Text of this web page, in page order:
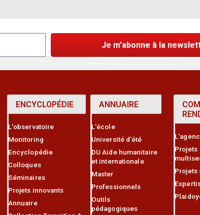
Je m'abonne à la
ENCYCLOPÉDIE
L'observatoire
Monitoring
Encyclopédie
Colloques
Séminaires
Projets innovants
Annuaire
ANNUAIRE
L'école
Université d'été
DU Aide humanitaire
et internationale
Master
Professionnels
Outils
pédagogiques
Projets
Projets